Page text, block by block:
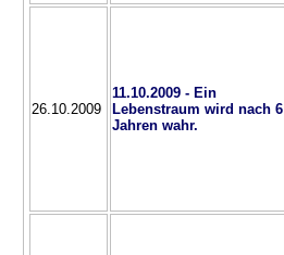
26.10.2009
11.10.2009 - Ein
Lebenstraum wird nach 6
Jahren wahr.